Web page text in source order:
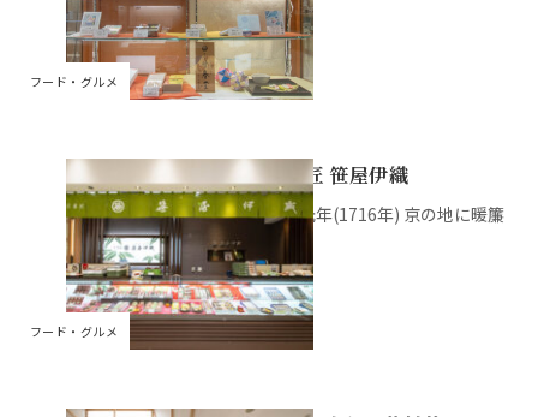
フード・グルメ
フード・グルメ
京菓匠 笹屋伊織
享保元年(1716年) 京の地に暖簾
をか...